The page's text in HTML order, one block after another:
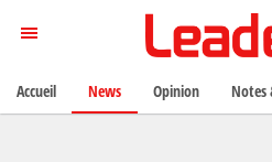
Accueil News Opinion Notes